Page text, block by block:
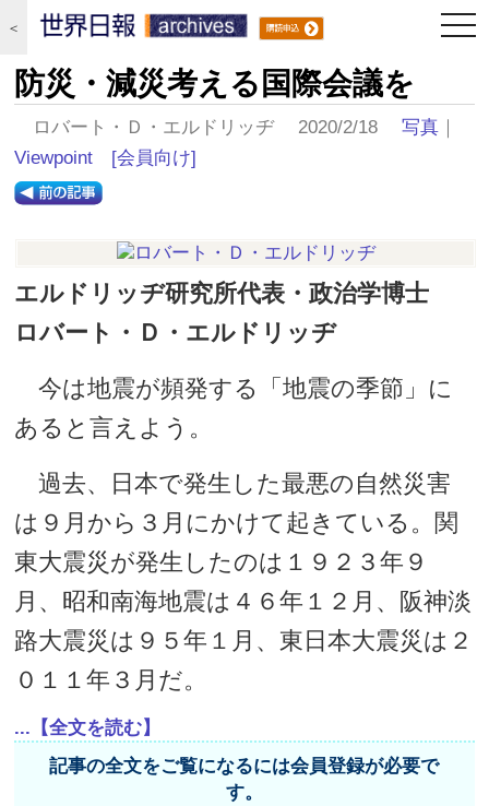
＜
防災・減災考える国際会議を
ロバート・Ｄ・エルドリッヂ 2020/2/18写真 ｜
Viewpoint
[会員向け]
エルドリッヂ研究所代表・政治学博士
ロバート・Ｄ・エルドリッヂ
今は地震が頻発する「地震の季節」に
あると言えよう。
過去、日本で発生した最悪の自然災害
は９月から３月にかけて起きている。関
東大震災が発生したのは１９２３年９
月、昭和南海地震は４６年１２月、阪神淡
路大震災は９５年１月、東日本大震災は２
０１１年３月だ。
...【全文を読む】
記事の全文をご覧になるには会員登録が必要で
す。